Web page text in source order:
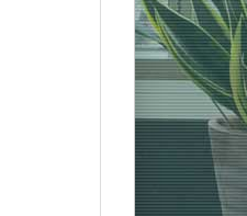
perfekt in
–